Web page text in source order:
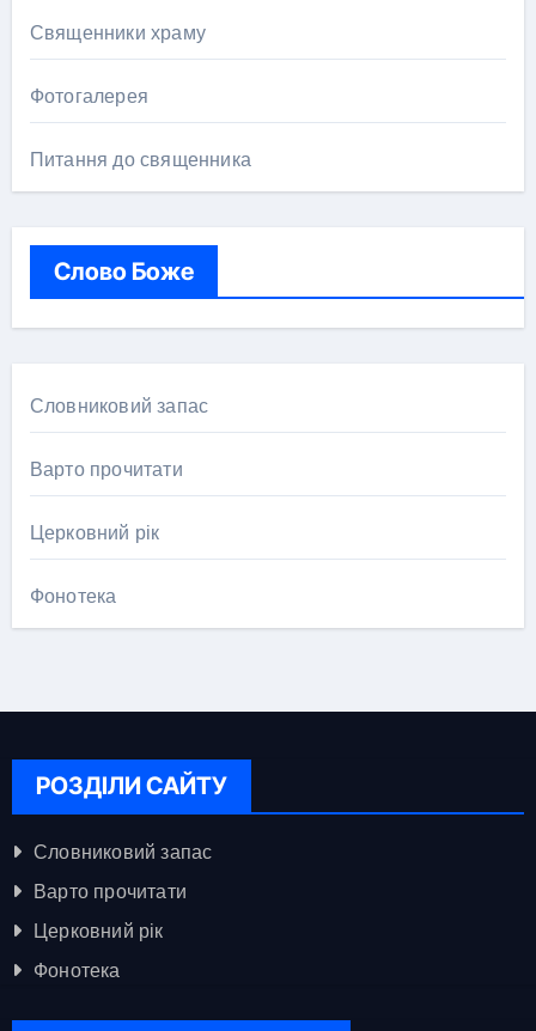
Священники храму
Фотогалерея
Питання до священника
Слово Боже
Словниковий запас
Варто прочитати
Церковний рік
Фонотека
РОЗДІЛИ САЙТУ
Словниковий запас
Варто прочитати
Церковний рік
Фонотека